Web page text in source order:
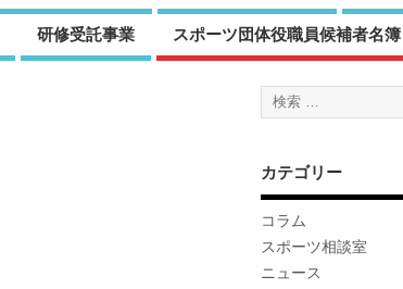
研修受託事業 スポーツ団体役職員候補者名簿
カテゴリー
コラム
スポーツ相談室
ニュース